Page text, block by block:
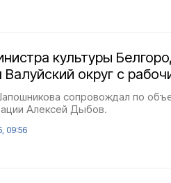
культуры
Валуйский округ с
сопровождал по
Алексей Дыбов.
09:56